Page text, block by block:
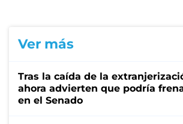
Ver más
Tras la caída de la
ahora advierten que podría
en el Senado